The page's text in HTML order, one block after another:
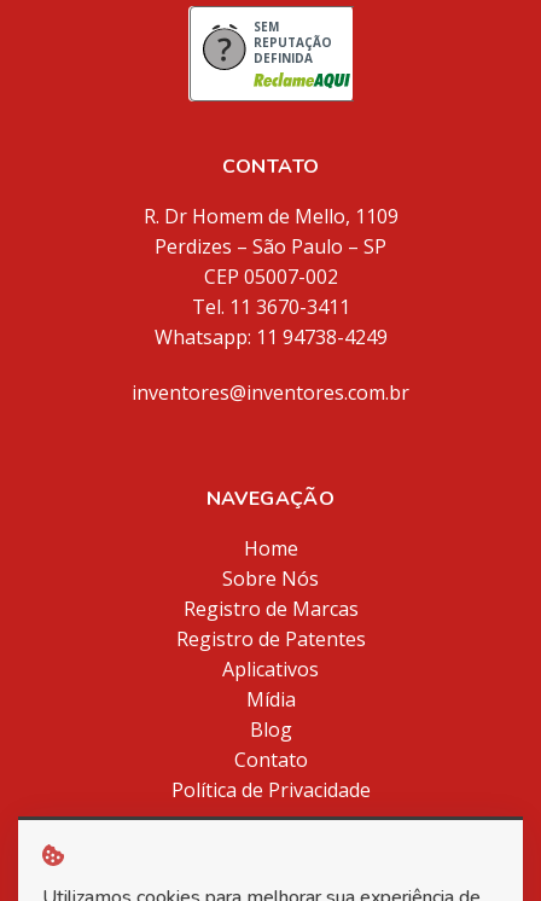
SEM
REPUTAÇÃO
DEFINIDA
CONTATO
R. Dr Homem de Mello, 1109
Perdizes – São Paulo – SP
CEP 05007-002
Tel. 11 3670-3411
Whatsapp: 11 94738-4249
inventores@inventores.com.br
NAVEGAÇÃO
Home
Sobre Nós
Registro de Marcas
Registro de Patentes
Aplicativos
Mídia
Blog
Contato
Política de Privacidade